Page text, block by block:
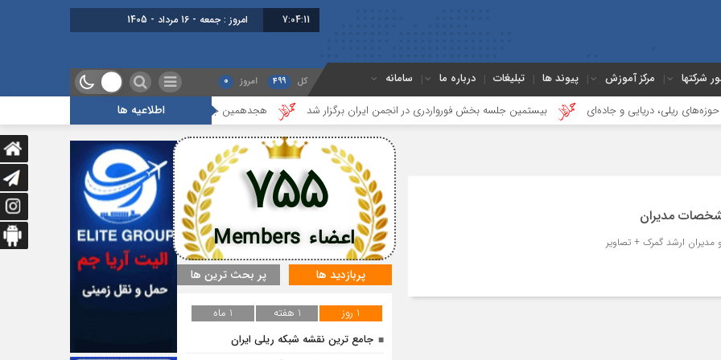
7:04:11 امروز : جمعه - 16 مرداد - 1405
شرکتها مرکز آموزش پیوند ها تبلیغات درباره ما سامانه کل 499 امروز 0
اطلاعیه ها دریایی و جاده‌ای بیستمین جلسه بخش فورواردری در انجمن ایران برگزار شد هجدهمین جلسه بخش جاده ای برگزار شد
مدیران
مدیران ارشد گمرک + تصاویر اعضاء Members
755
پربازدید ها پر بحث ترین ها
1 روز 1 هفته
1 ماه
جامع ترین نقشه شبکه ریلی ایران